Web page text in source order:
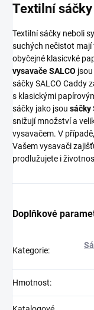
Textilní sáčky
Textilní sáčky neboli
suchých nečistot
obyčejné klasicvké
vysavače SALCO
sáčky SALCO Caddy
s klasickými
sáčky jako jsou sáčky
snižují množství a
vysavačem. V
Vašem vysavači
prodlužujete i
Doplňkové
Kategorie:
Hmotnost: